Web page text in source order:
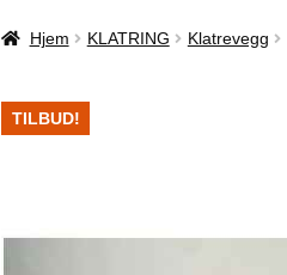
Hjem KLATRING Klatrevegg
TILBUD!